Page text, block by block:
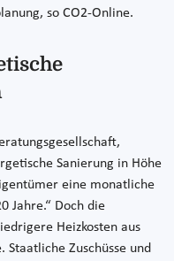
so CO2-Online.
Sanierung in Höhe
eine monatliche
Jahre.“ Doch die
Heizkosten aus
Zuschüsse und